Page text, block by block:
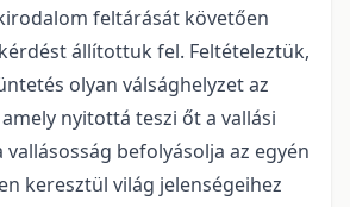
feltárását követően
állítottuk fel. Feltételeztük,
olyan válsághelyzet az
nyitottá teszi őt a vallási
befolyásolja az egyén
keresztül világ jelenségeihez